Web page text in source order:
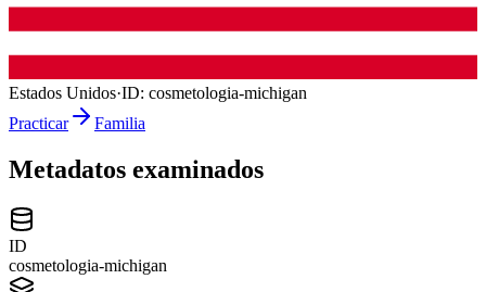
Estados Unidos·ID: cosmetologia-michigan
Practicar
Familia
Metadatos examinados
ID
cosmetologia-michigan